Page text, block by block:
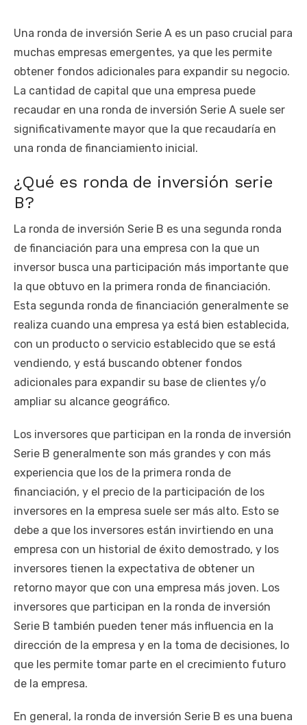
Una ronda de inversión Serie A es un paso crucial para
muchas empresas emergentes, ya que les permite
obtener fondos adicionales para expandir su negocio.
La cantidad de capital que una empresa puede
recaudar en una ronda de inversión Serie A suele ser
significativamente mayor que la que recaudaría en
una ronda de financiamiento inicial.
¿Qué es ronda de inversión serie
B?
La ronda de inversión Serie B es una segunda ronda
de financiación para una empresa con la que un
inversor busca una participación más importante que
la que obtuvo en la primera ronda de financiación.
Esta segunda ronda de financiación generalmente se
realiza cuando una empresa ya está bien establecida,
con un producto o servicio establecido que se está
vendiendo, y está buscando obtener fondos
adicionales para expandir su base de clientes y/o
ampliar su alcance geográfico.
Los inversores que participan en la ronda de inversión
Serie B generalmente son más grandes y con más
experiencia que los de la primera ronda de
financiación, y el precio de la participación de los
inversores en la empresa suele ser más alto. Esto se
debe a que los inversores están invirtiendo en una
empresa con un historial de éxito demostrado, y los
inversores tienen la expectativa de obtener un
retorno mayor que con una empresa más joven. Los
inversores que participan en la ronda de inversión
Serie B también pueden tener más influencia en la
dirección de la empresa y en la toma de decisiones, lo
que les permite tomar parte en el crecimiento futuro
de la empresa.
En general, la ronda de inversión Serie B es una buena